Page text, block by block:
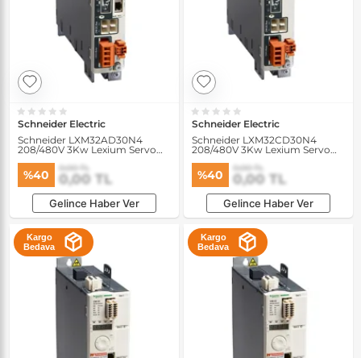
Schneider Electric
Schneider LXM32AD30N4
208/480V 3Kw Lexium Servo
%40 0,00 TL
0,00 TL
Gelince Haber Ver
Schneider Electric
Schneider LXM32CD30N4
208/480V 3Kw Lexium Servo
%40 0,00 TL
0,00 TL
Gelince Haber Ver
Kargo
Bedava
Kargo
Bedava